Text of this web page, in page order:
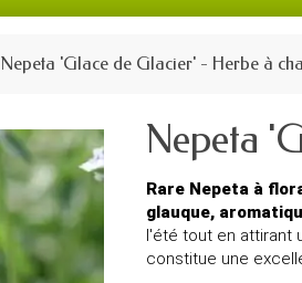
Nepeta 'Glace de Glacier' - Herbe à
Nepeta
Rare Nepeta à
glauque,
l'été tout en attirant
constitue une